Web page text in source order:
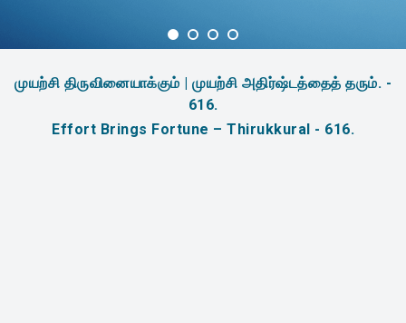
முயற்சி திருவினையாக்கும் | முயற்சி அதிர்ஷ்டத்தைத் தரும். -
616.
Effort Brings Fortune – Thirukkural - 616.